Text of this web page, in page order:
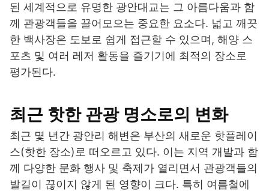
된 세계적으로 유명한 광안대교는 그 아름다움과 함
께 관광객들을 끌어모으는 중요한 요소다. 넓고 깨끗
한 백사장은 도보로 쉽게 접근할 수 있으며, 해양 스
포츠 및 여러 레저 활동을 즐기기에 최적의 장소로
평가된다.
최근 핫한 관광 명소로의 변화
최근 몇 년간 광안리 해변은 부산의 새로운 핫플레이
스(핫한 장소)로 떠오르고 있다. 이는 지역 개발과 함
께 다양한 문화 행사 및 축제가 열리면서 관광객들의
발길이 끊이지 않게 된 영향이 크다. 특히 여름철에